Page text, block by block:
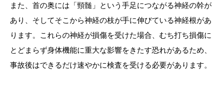
また、首の奥には「頸髄」という手足につながる神経の幹が
あり、そしてそこから神経の枝が手に伸びている神経根があ
ります。これらの神経が損傷を受けた場合、むち打ち損傷に
とどまらず身体機能に重大な影響をきたす恐れがあるため、
事故後はできるだけ速やかに検査を受ける必要があります。